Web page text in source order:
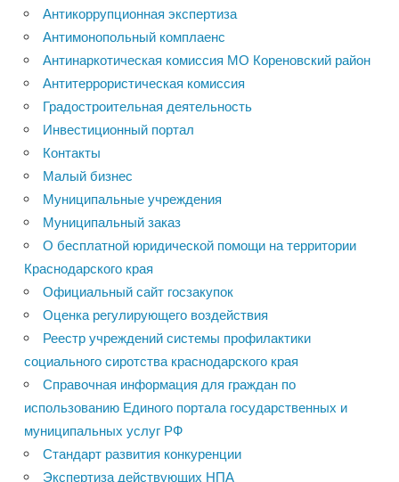
Антикоррупционная экспертиза
Антимонопольный комплаенс
Антинаркотическая комиссия МО Кореновский район
Антитеррористическая комиссия
Градостроительная деятельность
Инвестиционный портал
Контакты
Малый бизнес
Муниципальные учреждения
Муниципальный заказ
О бесплатной юридической помощи на территории
Краснодарского края
Официальный сайт госзакупок
Оценка регулирующего воздействия
Реестр учреждений системы профилактики
социального сиротства краснодарского края
Справочная информация для граждан по
использованию Единого портала государственных и
муниципальных услуг РФ
Стандарт развития конкуренции
Экспертиза действующих НПА